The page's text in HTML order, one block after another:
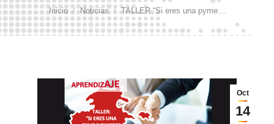
Estás aquí:
Inicio Noticias TALLER “Si eres una pyme…
Oct
14